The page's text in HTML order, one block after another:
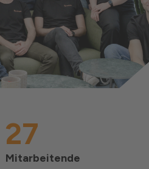
27
Mitarbeitende